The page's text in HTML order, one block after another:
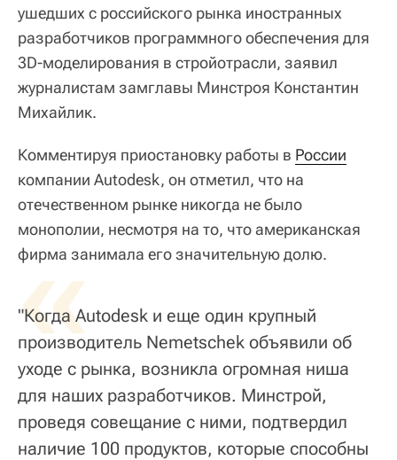
ушедших с российского рынка иностранных
разработчиков программного обеспечения для
3D-моделирования в стройотрасли, заявил
журналистам замглавы Минстроя Константин
Михайлик.
Комментируя приостановку работы в России
компании Autodesk, он отметил, что на
отечественном рынке никогда не было
монополии, несмотря на то, что американская
фирма занимала его значительную долю.
«
"Когда Autodesk и еще один крупный
производитель Nemetschek объявили об
уходе с рынка, возникла огромная ниша
для наших разработчиков. Минстрой,
проведя совещание с ними, подтвердил
наличие 100 продуктов, которые способны